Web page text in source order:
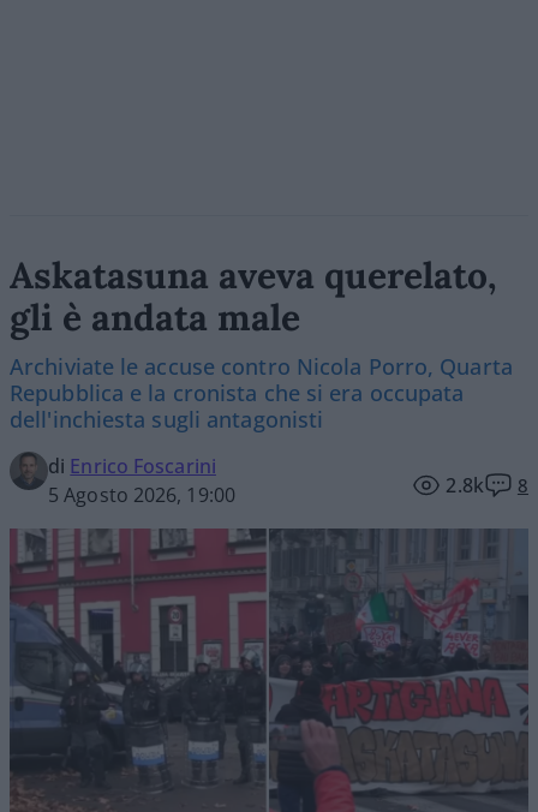
Askatasuna aveva querelato,
gli è andata male
Archiviate le accuse contro Nicola Porro, Quarta
Repubblica e la cronista che si era occupata
dell'inchiesta sugli antagonisti
di Enrico Foscarini
5 Agosto 2026, 19:00
2.8k 8